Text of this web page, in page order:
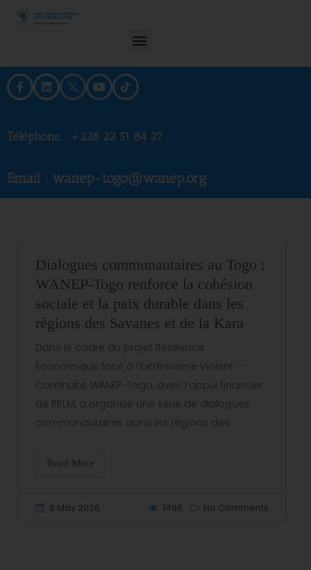
Téléphone : +228 22 51 84 27
Email : wanep-togo@wanep.org
Dialogues communautaires au Togo :
WANEP-Togo renforce la cohésion
sociale et la paix durable dans les
régions des Savanes et de la Kara
Dans le cadre du projet Résilience
Économique face à l’Extrémisme Violent –
Continuité, WANEP-Togo, avec l’appui financier
de PPLM, a organisé une série de dialogues
communautaires dans les régions des
Read More
8 May 2026 1496 No Comments